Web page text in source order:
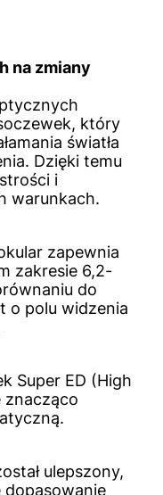
na zmiany
który
światła
Dzięki temu
i
warunkach.
zapewnia
zakresie 6,2-
do
o polu widzenia
Super ED (High
znacząco
ulepszony,
dopasowanie